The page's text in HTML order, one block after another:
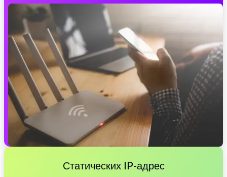
Статических IP-адрес